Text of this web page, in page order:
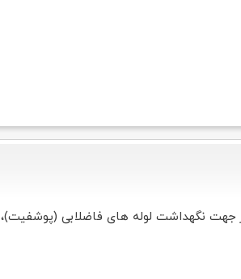
جهت نگهداشت لوله های فاضلابی (پوشفیت)،